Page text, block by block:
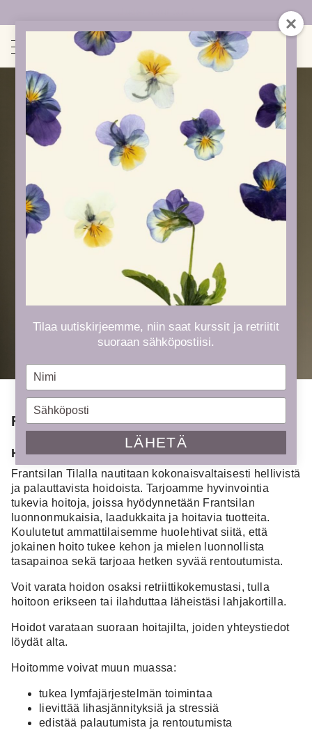
Frantsilan Tilan Hoidot
Hoidot Frantsilan Tilalla
Frantsilan Tilalla nautitaan kokonaisvaltaisesti hellivistä
ja palauttavista hoidoista. Tarjoamme hyvinvointia
tukevia hoitoja, joissa hyödynnetään Frantsilan
luonnonmukaisia, laadukkaita ja hoitavia tuotteita.
Koulutetut ammattilaisemme huolehtivat siitä, että
jokainen hoito tukee kehon ja mielen luonnollista
tasapainoa sekä tarjoaa hetken syvää rentoutumista.
Voit varata hoidon osaksi retriittikokemustasi, tulla
hoitoon erikseen tai ilahduttaa läheistäsi lahjakortilla.
Hoidot varataan suoraan hoitajilta, joiden yhteystiedot
löydät alta.
Hoitomme voivat muun muassa:
tukea lymfajärjestelmän toimintaa
lievittää lihasjännityksiä ja stressiä
edistää palautumista ja rentoutumista
Tilaa uutiskirjeemme, niin saat kurssit ja retriitit
suoraan sähköpostiisi.
Type
name
Type
LÄHETÄ